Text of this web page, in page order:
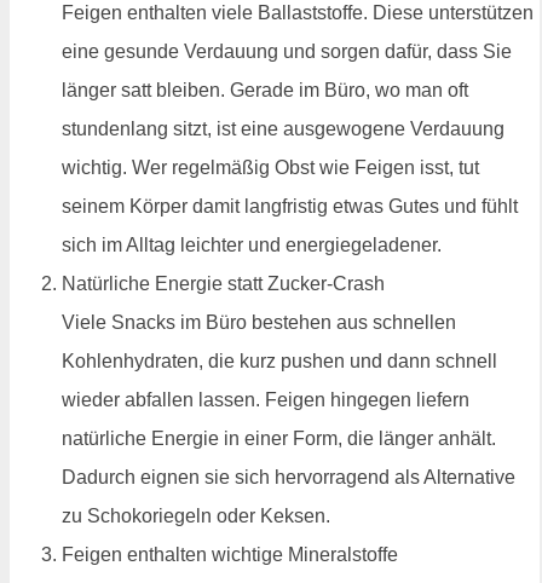
Feigen enthalten viele Ballaststoffe. Diese unterstützen
eine gesunde Verdauung und sorgen dafür, dass Sie
länger satt bleiben. Gerade im Büro, wo man oft
stundenlang sitzt, ist eine ausgewogene Verdauung
wichtig. Wer regelmäßig Obst wie Feigen isst, tut
seinem Körper damit langfristig etwas Gutes und fühlt
sich im Alltag leichter und energiegeladener.
Natürliche Energie statt Zucker-Crash
Viele Snacks im Büro bestehen aus schnellen
Kohlenhydraten, die kurz pushen und dann schnell
wieder abfallen lassen. Feigen hingegen liefern
natürliche Energie in einer Form, die länger anhält.
Dadurch eignen sie sich hervorragend als Alternative
zu Schokoriegeln oder Keksen.
Feigen enthalten wichtige Mineralstoffe